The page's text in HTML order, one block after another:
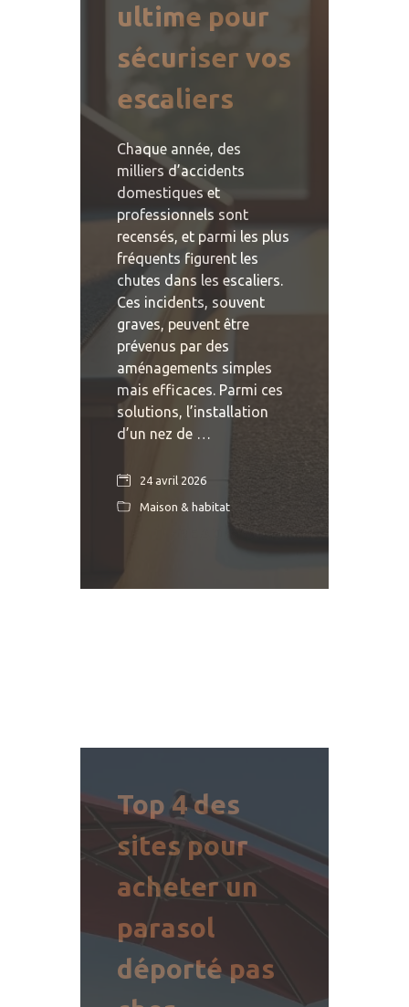
ultime pour
sécuriser vos
escaliers
Chaque année, des
milliers d’accidents
domestiques et
professionnels sont
recensés, et parmi les plus
fréquents figurent les
chutes dans les escaliers.
Ces incidents, souvent
graves, peuvent être
prévenus par des
aménagements simples
mais efficaces. Parmi ces
solutions, l’installation
d’un nez de …
24 avril 2026
Maison & habitat
READ MORE
Top 4 des
sites pour
acheter un
parasol
déporté pas